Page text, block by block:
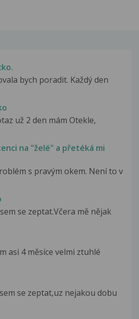
bych poradit. Každý den
už 2 den mám Otekle,
na "želé" a přetéká mi
s pravým okem. Není to v
se zeptat.Včera mě nějak
asi 4 měsíce velmi ztuhlé
se zeptat,uz nejakou dobu